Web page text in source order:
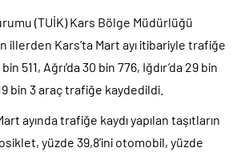
(TUİK) Kars Bölge Müdürlüğü
illerden Kars’ta Mart ayı itibariyle trafiğe
bin 511, Ağrı’da 30 bin 776, Iğdır’da 29 bin
bin 3 araç trafiğe kaydedildi.
ayında trafiğe kaydı yapılan taşıtların
yüzde 39,8’ini otomobil, yüzde